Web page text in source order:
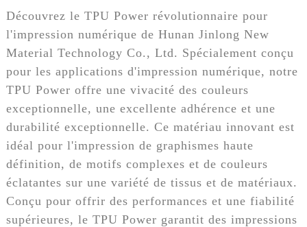
Découvrez le TPU Power révolutionnaire pour
l'impression numérique de Hunan Jinlong New
Material Technology Co., Ltd. Spécialement conçu
pour les applications d'impression numérique, notre
TPU Power offre une vivacité des couleurs
exceptionnelle, une excellente adhérence et une
durabilité exceptionnelle. Ce matériau innovant est
idéal pour l'impression de graphismes haute
définition, de motifs complexes et de couleurs
éclatantes sur une variété de tissus et de matériaux.
Conçu pour offrir des performances et une fiabilité
supérieures, le TPU Power garantit des impressions